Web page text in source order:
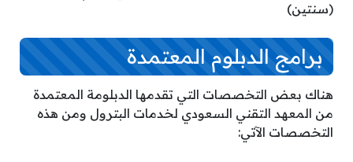
(سنتين)
برامج الدبلوم المعتمدة
هناك بعض التخصصات التي تقدمها الدبلومة المعتمدة
من المعهد التقني السعودي لخدمات البترول ومن هذه
التخصصات الآتي: